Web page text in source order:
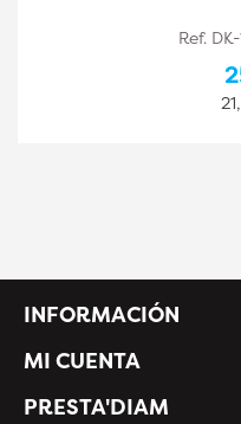
Ref.
INFORMACIÓN
MI CUENTA
PRESTA'DIAM